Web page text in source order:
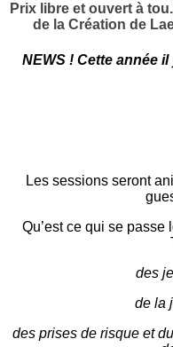
Prix libre et ouvert à
de la Création de
NEWS ! Cette année
Les sessions seront
Qu’est ce qui se passe
des
de la
des prises de risque et